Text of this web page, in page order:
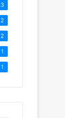
3
2
2
1
1